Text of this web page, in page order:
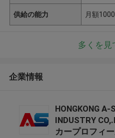
供給の能力 月額
多くを見
企業情報
HONGKONG A-
INDUSTRY
カープロフィ